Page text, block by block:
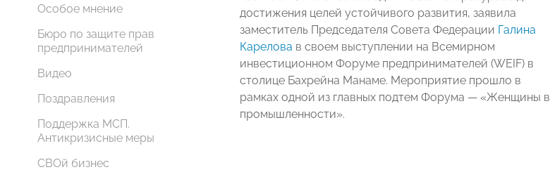
Особое мнение
Бюро по защите прав
предпринимателей
Видео
Поздравления
Поддержка МСП.
Антикризисные меры
СВОй бизнес
достижения целей устойчивого развития, заявила
заместитель Председателя Совета Федерации Галина
Карелова в своем выступлении на Всемирном
инвестиционном Форуме предпринимателей (WEIF) в
столице Бахрейна Манаме. Мероприятие прошло в
рамках одной из главных подтем Форума — «Женщины в
промышленности».